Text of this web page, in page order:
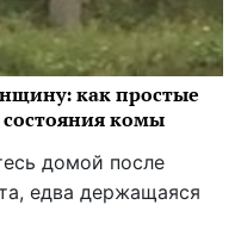
как простые
комы
домой после
едва держащаяся